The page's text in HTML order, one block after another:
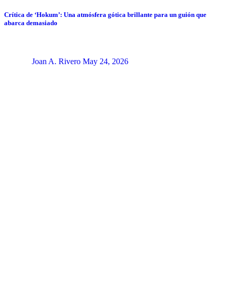
Crítica de ‘Hokum’: Una atmósfera gótica brillante para un guión que
abarca demasiado
Joan A. Rivero May 24, 2026